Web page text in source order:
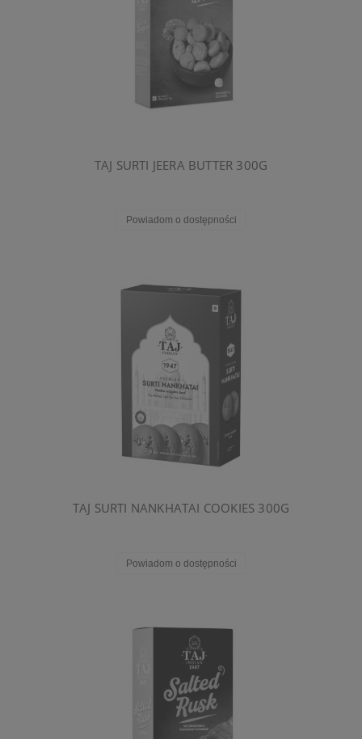
TAJ SURTI JEERA BUTTER 300G
Powiadom o dostępności
TAJ SURTI NANKHATAI COOKIES 300G
Powiadom o dostępności